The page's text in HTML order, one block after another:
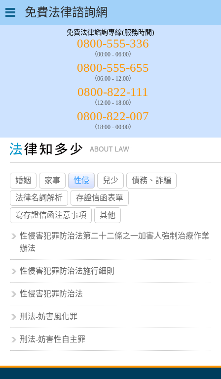
免費法律諮詢網
免費法律諮詢專線(服務時間)
0800-555-336
（00:00 - 06:00）
0800-555-655
（06:00 - 12:00）
0800-822-111
（12:00 - 18:00）
0800-822-007
（18:00 - 00:00）
婚姻 家事 性侵 兒少 債務、詐騙
法律名詞解析 存證信函表單
寫存證信函注意事項 其他
性侵害犯罪防治法第二十二條之一加害人強制治療作業
辦法
性侵害犯罪防治法施行細則
性侵害犯罪防治法
刑法-妨害風化罪
刑法-妨害性自主罪